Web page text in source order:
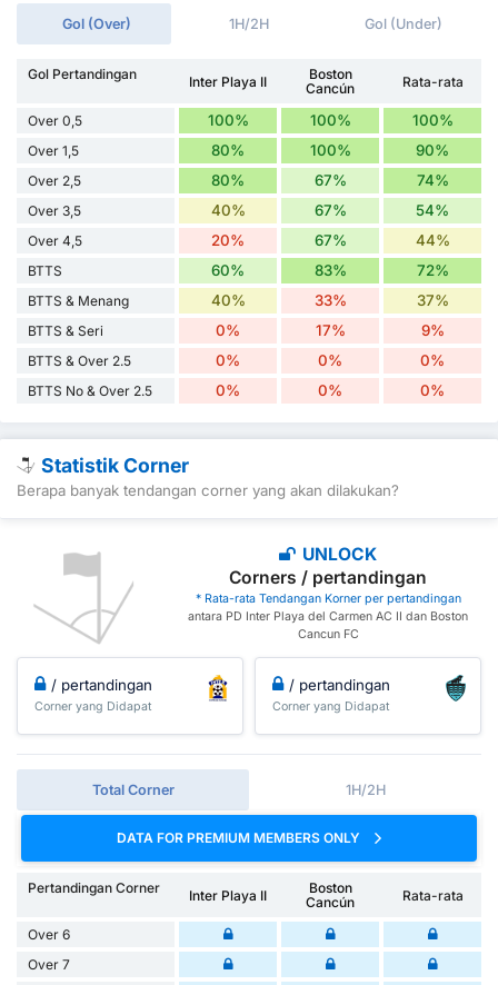
Gol (Over) 1H/2H Gol (Under)
Gol Pertandingan Inter Playa II
Boston
Cancún
Rata-rata
Over 0,5 100% 100% 100%
Over 1,5 80% 100% 90%
Over 2,5 80% 67% 74%
Over 3,5 40% 67% 54%
Over 4,5 20% 67% 44%
BTTS 60% 83% 72%
BTTS & Menang 40% 33% 37%
BTTS & Seri 0% 17% 9%
BTTS & Over 2.5 0% 0% 0%
BTTS No & Over 2.5 0% 0% 0%
Statistik Corner
Berapa banyak tendangan corner yang akan dilakukan?
UNLOCK
Corners / pertandingan
* Rata-rata Tendangan Korner per pertandingan
antara PD Inter Playa del Carmen AC II dan Boston
Cancun FC
/ pertandingan
Corner yang Didapat
/ pertandingan
Corner yang Didapat
Total Corner 1H/2H
DATA FOR PREMIUM MEMBERS ONLY
Pertandingan Corner Inter Playa II
Boston
Cancún
Rata-rata
Over 6
Over 7